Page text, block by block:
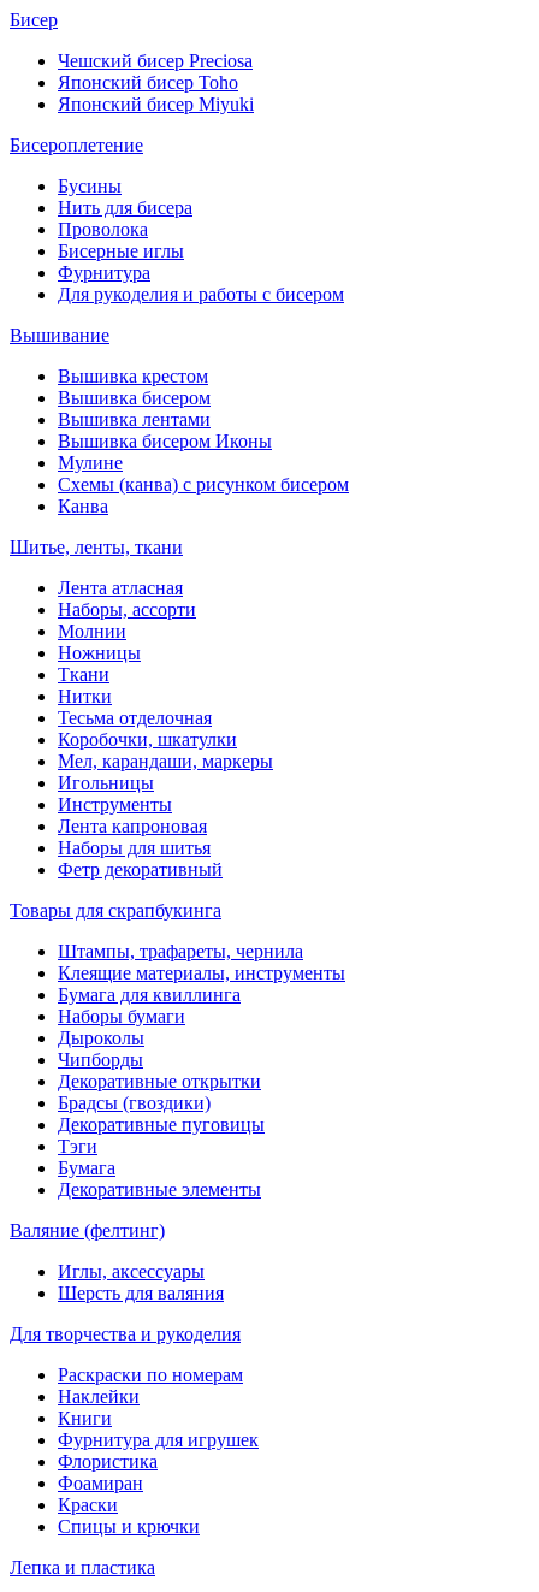
Бисер
Чешский бисер Preciosa
Японский бисер Toho
Японский бисер Miyuki
Бисероплетение
Бусины
Нить для бисера
Проволока
Бисерные иглы
Фурнитура
Для рукоделия и работы с бисером
Вышивание
Вышивка крестом
Вышивка бисером
Вышивка лентами
Вышивка бисером Иконы
Мулине
Схемы (канва) с рисунком бисером
Канва
Шитье, ленты, ткани
Лента атласная
Наборы, ассорти
Молнии
Ножницы
Ткани
Нитки
Тесьма отделочная
Коробочки, шкатулки
Мел, карандаши, маркеры
Игольницы
Инструменты
Лента капроновая
Наборы для шитья
Фетр декоративный
Товары для скрапбукинга
Штампы, трафареты, чернила
Клеящие материалы, инструменты
Бумага для квиллинга
Наборы бумаги
Дыроколы
Чипборды
Декоративные открытки
Брадсы (гвоздики)
Декоративные пуговицы
Тэги
Бумага
Декоративные элементы
Валяние (фелтинг)
Иглы, аксессуары
Шерсть для валяния
Для творчества и рукоделия
Раскраски по номерам
Наклейки
Книги
Фурнитура для игрушек
Флористика
Фоамиран
Краски
Спицы и крючки
Лепка и пластика